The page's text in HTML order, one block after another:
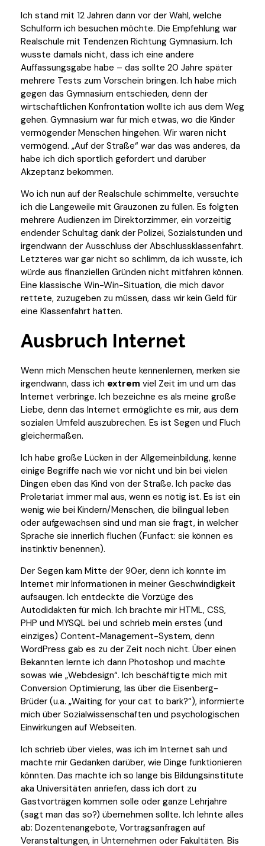
Ich stand mit 12 Jahren dann vor der Wahl, welche
Schulform ich besuchen möchte. Die Empfehlung war
Realschule mit Tendenzen Richtung Gymnasium. Ich
wusste damals nicht, dass ich eine andere
Auffassungsgabe habe – das sollte 20 Jahre später
mehrere Tests zum Vorschein bringen. Ich habe mich
gegen das Gymnasium entschieden, denn der
wirtschaftlichen Konfrontation wollte ich aus dem Weg
gehen. Gymnasium war für mich etwas, wo die Kinder
vermögender Menschen hingehen. Wir waren nicht
vermögend. „Auf der Straße“ war das was anderes, da
habe ich dich sportlich gefordert und darüber
Akzeptanz bekommen.
Wo ich nun auf der Realschule schimmelte, versuchte
ich die Langeweile mit Grauzonen zu füllen. Es folgten
mehrere Audienzen im Direktorzimmer, ein vorzeitig
endender Schultag dank der Polizei, Sozialstunden und
irgendwann der Ausschluss der Abschlussklassenfahrt.
Letzteres war gar nicht so schlimm, da ich wusste, ich
würde aus finanziellen Gründen nicht mitfahren können.
Eine klassische Win-Win-Situation, die mich davor
rettete, zuzugeben zu müssen, dass wir kein Geld für
eine Klassenfahrt hatten.
Ausbruch Internet
Wenn mich Menschen heute kennenlernen, merken sie
irgendwann, dass ich extrem viel Zeit im und um das
Internet verbringe. Ich bezeichne es als meine große
Liebe, denn das Internet ermöglichte es mir, aus dem
sozialen Umfeld auszubrechen. Es ist Segen und Fluch
gleichermaßen.
Ich habe große Lücken in der Allgemeinbildung, kenne
einige Begriffe nach wie vor nicht und bin bei vielen
Dingen eben das Kind von der Straße. Ich packe das
Proletariat immer mal aus, wenn es nötig ist. Es ist ein
wenig wie bei Kindern/Menschen, die bilingual leben
oder aufgewachsen sind und man sie fragt, in welcher
Sprache sie innerlich fluchen (Funfact: sie können es
instinktiv benennen).
Der Segen kam Mitte der 90er, denn ich konnte im
Internet mir Informationen in meiner Geschwindigkeit
aufsaugen. Ich entdeckte die Vorzüge des
Autodidakten für mich. Ich brachte mir HTML, CSS,
PHP und MYSQL bei und schrieb mein erstes (und
einziges) Content-Management-System, denn
WordPress gab es zu der Zeit noch nicht. Über einen
Bekannten lernte ich dann Photoshop und machte
sowas wie „Webdesign“. Ich beschäftigte mich mit
Conversion Optimierung, las über die Eisenberg-
Brüder (u.a. „Waiting for your cat to bark?“), informierte
mich über Sozialwissenschaften und psychologischen
Einwirkungen auf Webseiten.
Ich schrieb über vieles, was ich im Internet sah und
machte mir Gedanken darüber, wie Dinge funktionieren
könnten. Das machte ich so lange bis Bildungsinstitute
aka Universitäten anriefen, dass ich dort zu
Gastvorträgen kommen solle oder ganze Lehrjahre
(sagt man das so?) übernehmen sollte. Ich lehnte alles
ab: Dozentenangebote, Vortragsanfragen auf
Veranstaltungen, in Unternehmen oder Fakultäten. Bis